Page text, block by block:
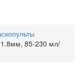
1.8мм, 85-230 мл/